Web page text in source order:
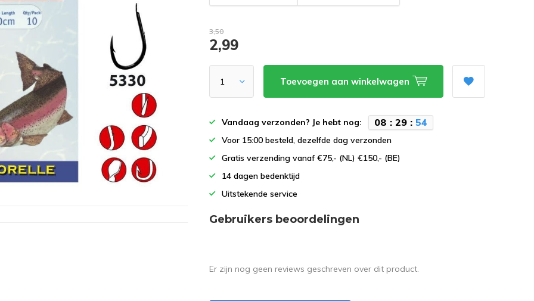
3,50
2,99
Toevoegen aan winkelwagen
Vandaag verzonden? Je hebt nog: 08 :29 :54
Voor 15:00 besteld, dezelfde dag verzonden
Gratis verzending vanaf €75,- (NL) €150,- (BE)
14 dagen bedenktijd
Uitstekende service
Gebruikers beoordelingen
Er zijn nog geen reviews geschreven over dit product.